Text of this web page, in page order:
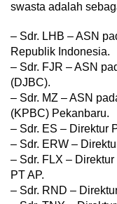
swasta adalah
– Sdr. LHB – ASN
Republik Indonesia.
– Sdr. FJR – ASN
(DJBC).
– Sdr. MZ – ASN
(KPBC) Pekanbaru.
– Sdr. ES – Direktur
– Sdr. ERW –
– Sdr. FLX –
PT AP.
– Sdr. RND –